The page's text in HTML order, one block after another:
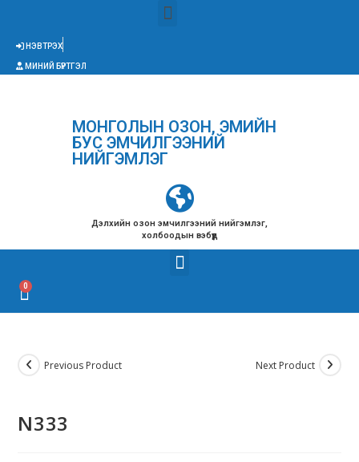
НЭВТРЭХ
МИНИЙ БҮРТГЭЛ
МОНГОЛЫН ОЗОН, ЭМИЙН
БУС ЭМЧИЛГЭЭНИЙ
НИЙГЭМЛЭГ
Дэлхийн озон эмчилгээний нийгэмлэг,
холбоодын вэбүүд
Previous Product Next Product
N333